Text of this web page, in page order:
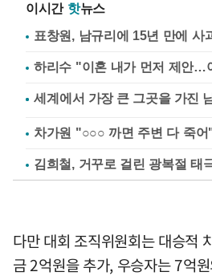
이시간 핫뉴스
표창원, 남규리에 15년 만에
하리수 "이혼 내가 먼저 제안…
차가원 "○○○ 까면 주변 다 죽
다만 대회 조직위원회는 대승적
금 2억원을 추가, 우승자는 7억